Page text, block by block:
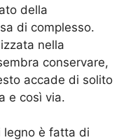
della
di complesso.
nella
conservare,
accade di solito
e così via.
legno è fatta di